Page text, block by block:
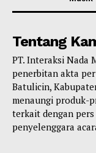
Tentang
PT. Interaksi Nada
penerbitan akta
Batulicin,
menaungi produk-
terkait dengan
penyelenggara